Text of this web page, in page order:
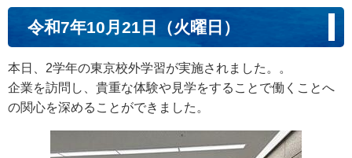
令和7年10月21日（火曜日）
本日、2学年の東京校外学習が実施されました。。
企業を訪問し、貴重な体験や見学をすることで働くことへ
の関心を深めることができました。